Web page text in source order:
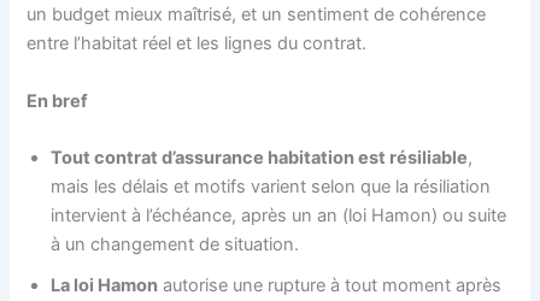
un budget mieux maîtrisé, et un sentiment de cohérence
entre l’habitat réel et les lignes du contrat.
En bref
Tout contrat d’assurance habitation est résiliable,
mais les délais et motifs varient selon que la résiliation
intervient à l’échéance, après un an (loi Hamon) ou suite
à un changement de situation.
La loi Hamon autorise une rupture à tout moment après